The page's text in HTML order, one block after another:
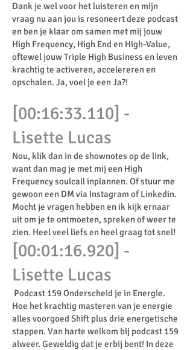
Dank je wel voor het luisteren en mijn
vraag nu aan jou is resoneert deze podcast
en ben je klaar om samen met mij jouw
High Frequency, High End en High-Value,
oftewel jouw Triple High Business en leven
krachtig te activeren, accelereren en
opschalen. Ja, voel je een Ja?!
[00:16:33.110] -
Lisette Lucas
Nou, klik dan in de shownotes op de link,
want dan mag je met mij een High
Frequency soulcall inplannen. Of stuur me
gewoon een DM via Instagram of Linkedin.
Mocht je vragen hebben en ik kijk ernaar
uit om je te ontmoeten, spreken of weer te
zien. Heel veel liefs en heel graag tot snel!
[00:01:16.920] -
Lisette Lucas
Podcast 159 Onderscheid je in Energie.
Hoe het krachtig masteren van je energie
alles voorgoed Shift plus drie energetische
stappen. Van harte welkom bij podcast 159
alweer. Geweldig dat je erbij bent! In deze